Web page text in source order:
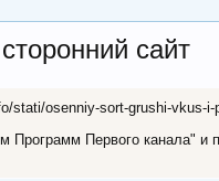
сайт
stati/osenniy-sort-grushi-vkus-
Программ Первого канала" и